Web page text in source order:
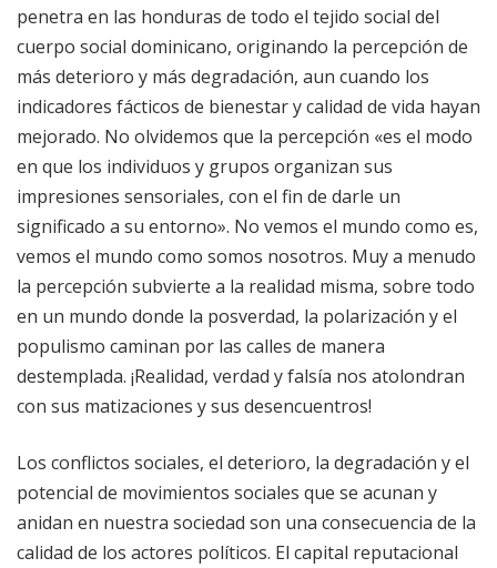
penetra en las honduras de todo el tejido social del
cuerpo social dominicano, originando la percepción de
más deterioro y más degradación, aun cuando los
indicadores fácticos de bienestar y calidad de vida hayan
mejorado. No olvidemos que la percepción «es el modo
en que los individuos y grupos organizan sus
impresiones sensoriales, con el fin de darle un
significado a su entorno». No vemos el mundo como es,
vemos el mundo como somos nosotros. Muy a menudo
la percepción subvierte a la realidad misma, sobre todo
en un mundo donde la posverdad, la polarización y el
populismo caminan por las calles de manera
destemplada. ¡Realidad, verdad y falsía nos atolondran
con sus matizaciones y sus desencuentros!
Los conflictos sociales, el deterioro, la degradación y el
potencial de movimientos sociales que se acunan y
anidan en nuestra sociedad son una consecuencia de la
calidad de los actores políticos. El capital reputacional